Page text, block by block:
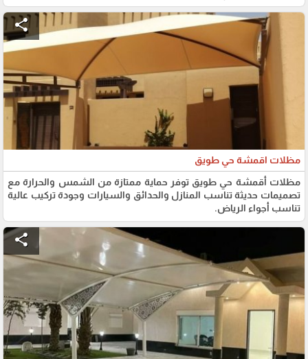
share
مظلات اقمشة حي طويق
مظلات أقمشة حي طويق توفر حماية ممتازة من الشمس والحرارة مع
تصميمات حديثة تناسب المنازل والحدائق والسيارات وجودة تركيب عالية
تناسب أجواء الرياض.
share